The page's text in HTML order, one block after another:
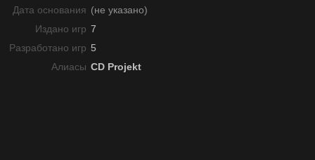
Дата основания (не указано)
Издано игр 7
Разработано игр 5
Алиасы CD Projekt